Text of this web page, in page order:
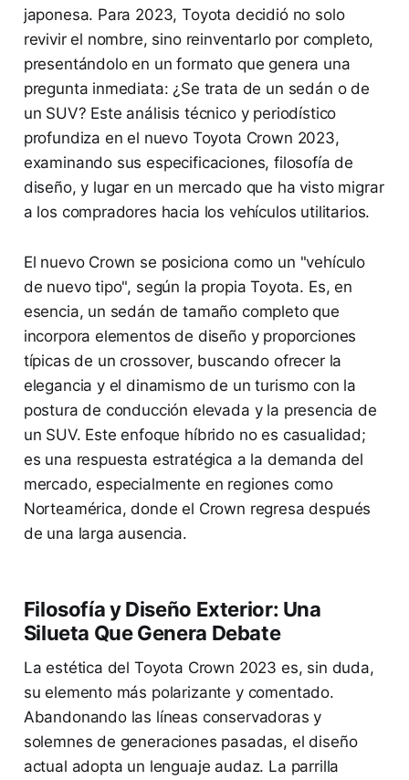
japonesa. Para 2023, Toyota decidió no solo
revivir el nombre, sino reinventarlo por completo,
presentándolo en un formato que genera una
pregunta inmediata: ¿Se trata de un sedán o de
un SUV? Este análisis técnico y periodístico
profundiza en el nuevo Toyota Crown 2023,
examinando sus especificaciones, filosofía de
diseño, y lugar en un mercado que ha visto migrar
a los compradores hacia los vehículos utilitarios.
El nuevo Crown se posiciona como un "vehículo
de nuevo tipo", según la propia Toyota. Es, en
esencia, un sedán de tamaño completo que
incorpora elementos de diseño y proporciones
típicas de un crossover, buscando ofrecer la
elegancia y el dinamismo de un turismo con la
postura de conducción elevada y la presencia de
un SUV. Este enfoque híbrido no es casualidad;
es una respuesta estratégica a la demanda del
mercado, especialmente en regiones como
Norteamérica, donde el Crown regresa después
de una larga ausencia.
Filosofía y Diseño Exterior: Una
Silueta Que Genera Debate
La estética del Toyota Crown 2023 es, sin duda,
su elemento más polarizante y comentado.
Abandonando las líneas conservadoras y
solemnes de generaciones pasadas, el diseño
actual adopta un lenguaje audaz. La parrilla